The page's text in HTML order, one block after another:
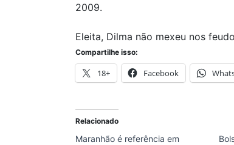
2009.
Eleita, Dilma não mexeu nos
Compartilhe isso:
18+ Facebook
Relacionado
Maranhão é referência em